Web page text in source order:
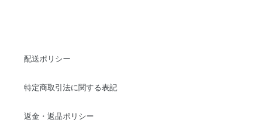
配送ポリシー
特定商取引法に関する表記
返金・返品ポリシー